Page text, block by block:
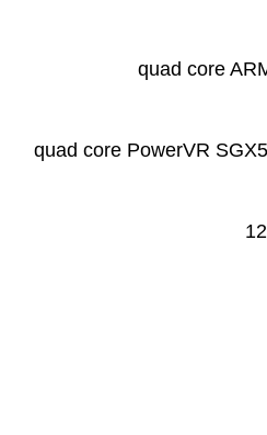
quad core
quad core PowerVR